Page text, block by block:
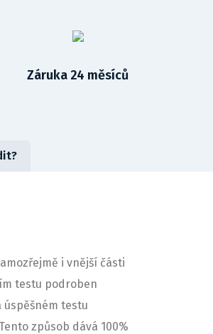
Záruka 24 měsíců
i vnější části
testu podroben
testu
způsob dává 100%